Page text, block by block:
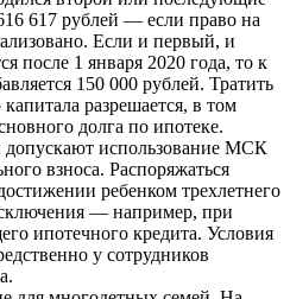
617 рублей — если право на
Если и первый, и
после 1 января 2020 года, то к
150 000 рублей. Тратить
разрешается, в том
долга по ипотеке.
использование МСК
взноса. Распоряжаться
ребенком трехлетнего
— например, при
ипотечного кредита. Условия
у сотрудников